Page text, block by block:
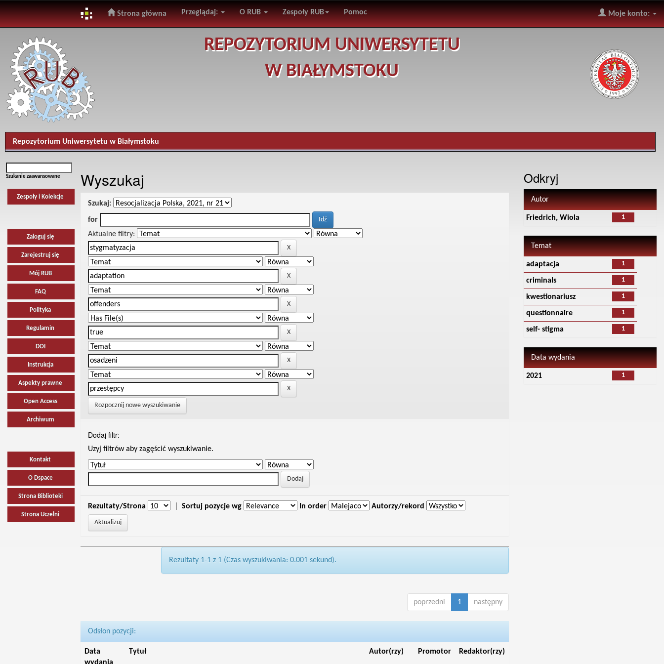
navigation
Strona główna Przeglądaj: O RUB Zespoły RUB Pomoc Moje konto:
REPOZYTORIUM UNIWERSYTETU
W BIAŁYMSTOKU
Repozytorium Uniwersytetu w Białymstoku
Szukanie zaawansowane
Zespoły i Kolekcje
Zaloguj się
Zarejestruj się
Mój RUB
FAQ
Polityka
Regulamin
DOI
Instrukcja
Aspekty prawne
Open Access
Archiwum
Kontakt
O Dspace
Strona Biblioteki
Strona Uczelni
Wyszukaj
Szukaj:
for
Aktualne filtry:
Rozpocznij nowe wyszukiwanie
Dodaj filtr:
Uzyj filtrów aby zagęścić wyszukiwanie.
Rezultaty/Strona Sortuj pozycje wg In order Autorzy/rekord
Rezultaty 1-1 z 1 (Czas wyszukiwania: 0.001 sekund).
poprzedni 1 następny
Odsłon pozycji:
Data
Tytuł Autor(rzy) Promotor Redaktor(rzy)
Odkryj
Autor
1
Friedrich, Wiola
Temat
1
adaptacja
1
criminals
1
kwestionariusz
1
questionnaire
1
self- stigma
Data wydania
1
2021